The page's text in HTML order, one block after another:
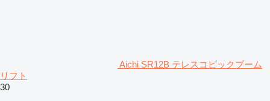
Aichi SR12B テレスコピックブーム
リフト
30